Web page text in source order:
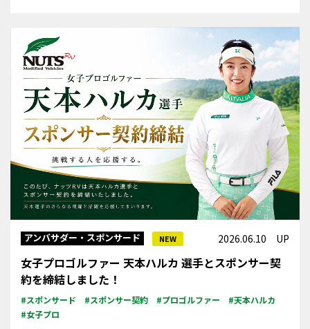
アンバサダー・スポンサード NEW 2026.06.10 UP
女子プロゴルファー 天本ハルカ 選手とスポンサー契
約を締結しました！
#スポンサード #スポンサー契約 #プロゴルファー
#天本ハルカ
#女子プロ